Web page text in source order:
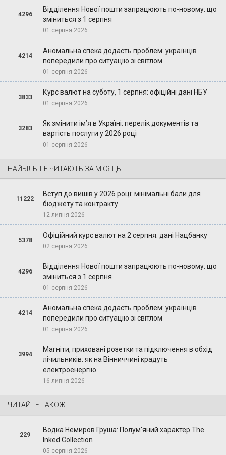
4296
Відділення Нової пошти запрацюють по-новому: що
зміниться з 1 серпня
01 серпня 2026
4214
Аномальна спека додасть проблем: українців
попередили про ситуацію зі світлом
01 серпня 2026
3833
Курс валют на суботу, 1 серпня: офіційні дані НБУ
01 серпня 2026
3283
Як змінити ім’я в Україні: перелік документів та
вартість послуги у 2026 році
01 серпня 2026
НАЙБІЛЬШЕ ЧИТАЮТЬ ЗА МІСЯЦЬ
11222
Вступ до вишів у 2026 році: мінімальні бали для
бюджету та контракту
12 липня 2026
5378
Офіційний курс валют на 2 серпня: дані Нацбанку
02 серпня 2026
4296
Відділення Нової пошти запрацюють по-новому: що
зміниться з 1 серпня
01 серпня 2026
4214
Аномальна спека додасть проблем: українців
попередили про ситуацію зі світлом
01 серпня 2026
3994
Магніти, приховані розетки та підключення в обхід
лічильників: як на Вінниччині крадуть
електроенергію
16 липня 2026
ЧИТАЙТЕ ТАКОЖ
229
Водка Немиров Груша: Полум'яний характер The
Inked Collection
05 серпня 2026